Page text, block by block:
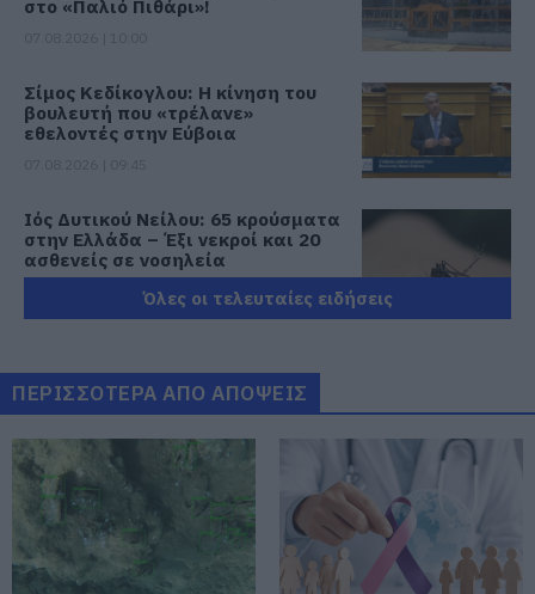
στο «Παλιό Πιθάρι»!
Σίμος Κεδίκογλου: Η κίνηση του
βουλευτή που «τρέλανε»
εθελοντές στην Εύβοια
Ιός Δυτικού Νείλου: 65 κρούσματα
στην Ελλάδα – Έξι νεκροί και 20
ασθενείς σε νοσηλεία
07.08.2026 | 09:30
07.08.2026 | 09:15
Εύβοια: Σε αυτό το γραφικό χωριό
μοίρασαν Κεσκέσι τη
Μεταμόρφωση του Σωτήρος
07.08.2026 | 09:00
Όλες οι τελευταίες ειδήσεις
ΠΕΡΙΣΣΟΤΕΡΑ ΑΠΟ ΑΠΟΨΕΙΣ